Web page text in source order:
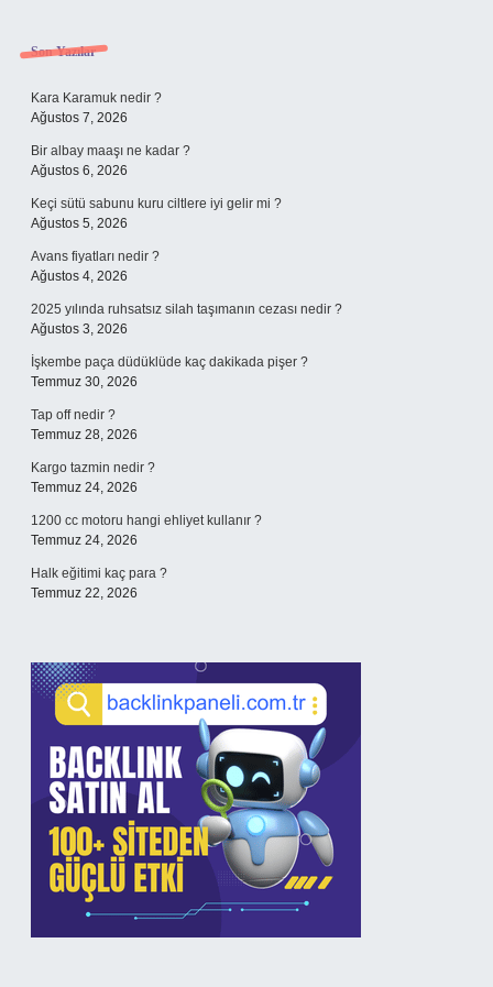
Sidebar
Son Yazılar
Kara Karamuk nedir ?
Ağustos 7, 2026
Bir albay maaşı ne kadar ?
Ağustos 6, 2026
Keçi sütü sabunu kuru ciltlere iyi gelir mi ?
Ağustos 5, 2026
Avans fiyatları nedir ?
Ağustos 4, 2026
2025 yılında ruhsatsız silah taşımanın cezası nedir ?
Ağustos 3, 2026
İşkembe paça düdüklüde kaç dakikada pişer ?
Temmuz 30, 2026
Tap off nedir ?
Temmuz 28, 2026
Kargo tazmin nedir ?
Temmuz 24, 2026
1200 cc motoru hangi ehliyet kullanır ?
Temmuz 24, 2026
Halk eğitimi kaç para ?
Temmuz 22, 2026